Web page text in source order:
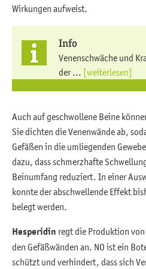
Wirkungen aufweist.
Info
Venenschwäche und
der ... [weiterlesen]
Auch auf geschwollene Beine
Sie dichten die Venenwände ab,
Gefäßen in die umliegenden
dazu, dass schmerzhafte
Beinumfang reduziert. In einer
konnte der abschwellende Effekt
belegt werden.
Hesperidin regt die Produktion
den Gefäßwänden an. NO ist ein
schützt und verhindert, dass sich